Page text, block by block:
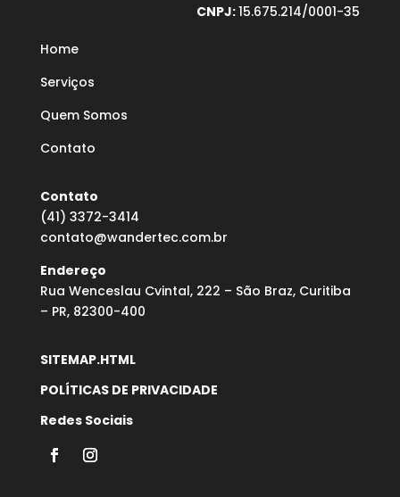
CNPJ:15.675.214/0001-35
Home
Serviços
Quem Somos
Contato
Contato
(41) 3372-3414
contato@wandertec.com.br
Endereço
Rua Wenceslau Cvintal, 222 – São Braz, Curitiba
– PR, 82300-400
SITEMAP.HTML
POLÍTICAS DE PRIVACIDADE
Redes Sociais